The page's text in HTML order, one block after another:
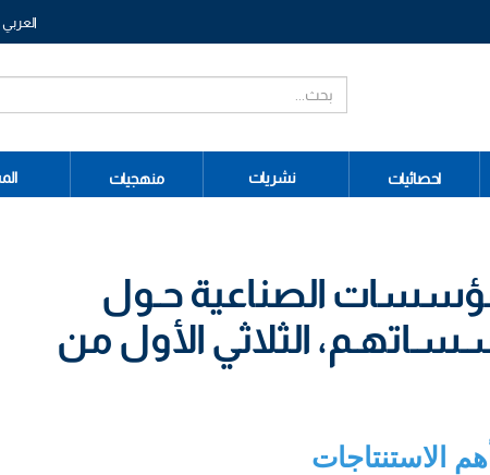
العربي
احصائيات نشريات منهجيات
الصناعية حـول
الثلاثي الأول من
أهم الاستنتاجات